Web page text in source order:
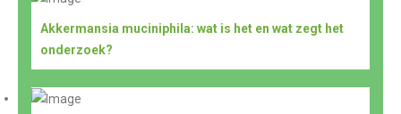
Akkermansia muciniphila: wat is het en wat zegt het
onderzoek?